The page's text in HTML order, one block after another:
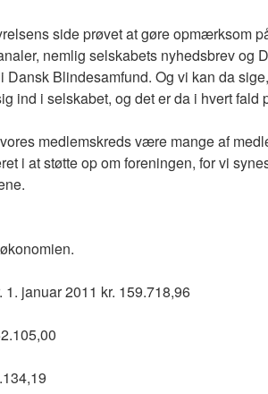
side prøvet at gøre opmærksom
nemlig selskabets nyhedsbrev og
Dansk Blindesamfund. Og vi kan da
ind i selskabet, og det er da i hvert fald
medlemskreds være mange af
i at støtte op om foreningen, for vi
1. januar 2011 kr. 159.718,96